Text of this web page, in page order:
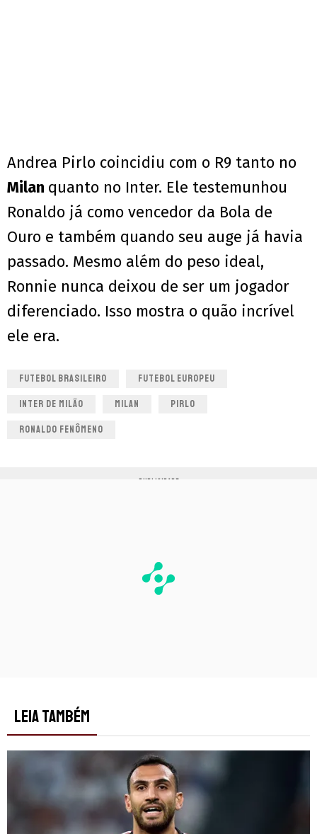
Andrea Pirlo coincidiu com o R9 tanto no
Milan quanto no Inter. Ele testemunhou
Ronaldo já como vencedor da Bola de
Ouro e também quando seu auge já havia
passado. Mesmo além do peso ideal,
Ronnie nunca deixou de ser um jogador
diferenciado. Isso mostra o quão incrível
ele era.
FUTEBOL BRASILEIRO FUTEBOL EUROPEU
INTER DE MILÃO MILAN PIRLO
RONALDO FENÔMENO
PUBLICIDADE
LEIA TAMBÉM